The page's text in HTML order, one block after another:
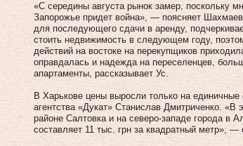
«С середины августа рынок замер, поскольку
Запорожье придет война», — поясняет
для последующего сдачи в аренду,
стоить недвижимость в следующем году,
действий на востоке на перекупщиков
оправдалась и надежда на переселенцев,
апартаменты, рассказывает Ус.
В Харькове цены выросли только на
агентства «Дукат» Станислав Дмитриченко. «В
районе Салтовка и на северо-западе города в
составляет 11 тыс. грн за квадратный метр»,